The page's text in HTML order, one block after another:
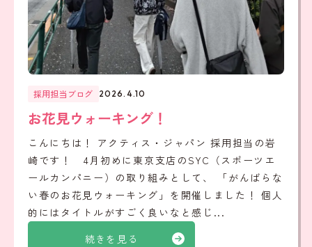
続きを見る
採用担当ブログ 2026.4.10
お花見ウォーキング！
こんにちは！ アクティス・ジャパン 採用担当の岩
崎です！ 4月初めに東京支店のSYC（スポーツエ
ールカンパニー）の取り組みとして、 「がんばらな
い春のお花見ウォーキング」を開催しました！ 個人
的にはタイトルがすごく良いなと感じ...